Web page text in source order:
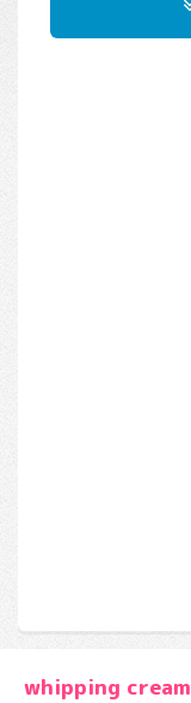
whipping cream